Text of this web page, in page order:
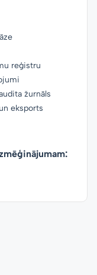
reģistru
žurnāls
eksports